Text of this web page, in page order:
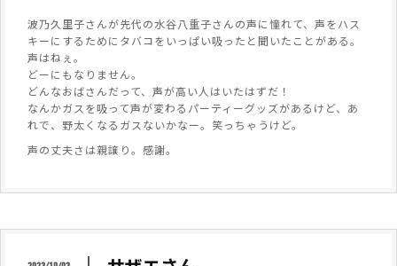
波乃久里子さんが先代の水谷八重子さんの声に憧れて、声をハス
キーにするためにタバコをいっぱい吸ったと聞いたことがある。
声はねぇ。
どーにもなりません。
どんなおばさんだって、声が高い人はいたはずだ！
なんかガスを吸って声が変わるパーティーグッズがあるけど、あ
れで、野太くなるガスないかなー。笑っちゃうけど。
声の丈夫さは親譲り。感謝。